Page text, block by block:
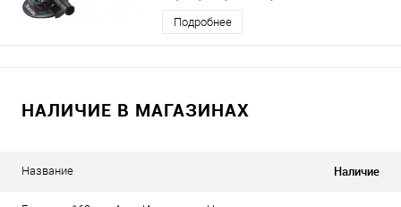
Подробнее
НАЛИЧИЕ В МАГАЗИНАХ
Название Наличие